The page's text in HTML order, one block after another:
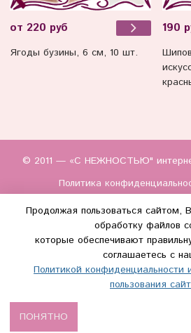
от 220 руб
Ягоды бузины, 6 см, 10 шт.
190
© 2011 — «С НЕЖНОСТЬЮ"
Политика
(WhatsApp и Макс) +7
Продолжая пользоваться сайтом,
обработку файлов
которые обеспечивают
соглашаетесь с
Политикой
пользования
ПОНЯТНО